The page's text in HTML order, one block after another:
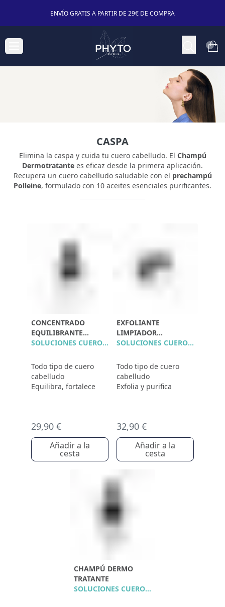
ENVÍO GRATIS A PARTIR DE 29€ DE COMPRA
CASPA
Elimina la caspa y cuida tu cuero cabelludo. El Champú
Dermotratante es eficaz desde la primera aplicación.
Recupera un cuero cabelludo saludable con el prechampú
Polleine, formulado con 10 aceites esenciales purificantes.
CONCENTRADO
EQUILIBRANTE
POLLEINE
SOLUCIONES CUERO CABELLUDO
Todo tipo de cuero
cabelludo
Equilibra, fortalece
29,90 €
Añadir a la
cesta
EXFOLIANTE
LIMPIADOR
PURIFICANTE
SOLUCIONES CUERO CABELLUDO
Todo tipo de cuero
cabelludo
Exfolia y purifica
32,90 €
Añadir a la
cesta
CHAMPÚ DERMO
TRATANTE
SOLUCIONES CUERO CABELLUDO